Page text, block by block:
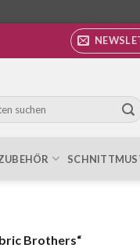
Brothers“